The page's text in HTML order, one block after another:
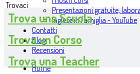
Presentazioni gratuite,
Inglese in famiglia - YouTube
Contatti
Blog
Recensioni
Home
Trovaci
Trova una Scuola
Trova un Corso
Trova una Teacher